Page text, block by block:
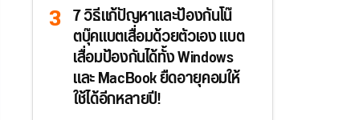
7 วิธีแก้ปัญหาและป้องกันโน๊
ตบุ๊คแบตเสื่อมด้วยตัวเอง แบต
เสื่อมป้องกันได้ทั้ง Windows
และ MacBook ยืดอายุคอมให้
ใช้ได้อีกหลายปี!